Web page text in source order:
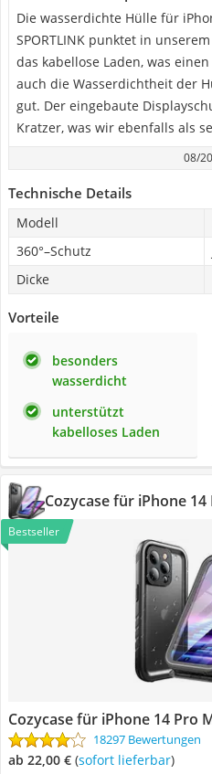
Die wasserdichte Hülle für
SPORTLINK punktet in
das kabellose Laden, was
auch die Wasserdichtheit der
gut. Der eingebaute
Kratzer, was wir ebenfalls als
08/
Technische Details
Modell
360°–Schutz
Dicke
Vorteile
besonders
wasserdicht
unterstützt
kabelloses Laden
Cozycase für iPhone
Bestseller
Cozycase für iPhone 14 Pro
18297 Bewertungen
ab 22,00 € ( Sofort lieferbar)